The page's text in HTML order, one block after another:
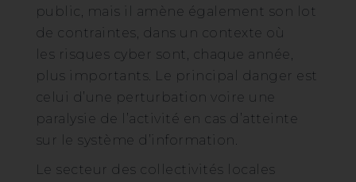
public, mais il amène également son lot
de contraintes, dans un contexte où
les risques cyber sont, chaque année,
plus importants. Le principal danger est
celui d’une perturbation voire une
paralysie de l’activité en cas d’atteinte
sur le système d’information.
Le secteur des collectivités locales